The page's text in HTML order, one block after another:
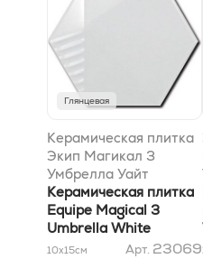
Глянцевая
Керамическая плитка
Экип Магикал 3
Умбрелла Уайт
10,8x12,4
Керамическая плитка
Equipe Magical 3
Umbrella White
10,8x12,4
10x15см Арт. 23069